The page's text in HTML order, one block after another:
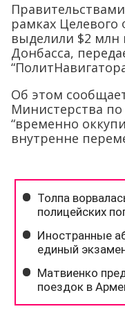
рамках
выделили $2 млн
Донбасса,
Об этом
Министерства
“временно
внутренне